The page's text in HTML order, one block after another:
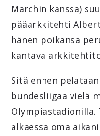
Marchin kanssa)
pääarkkitehti
hänen poikansa
kantava
Sitä ennen
bundesliigaa vielä
Olympiastadionilla.
alkaessa oma